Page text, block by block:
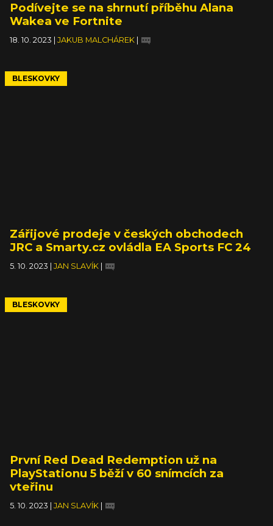
Podívejte se na shrnutí příběhu Alana
Wakea ve Fortnite
18. 10. 2023 JAKUB MALCHÁREK
BLESKOVKY
Zářijové prodeje v českých obchodech
JRC a Smarty.cz ovládla EA Sports FC 24
5. 10. 2023 JAN SLAVÍK
BLESKOVKY
První Red Dead Redemption už na
PlayStationu 5 běží v 60 snímcích za
vteřinu
5. 10. 2023 JAN SLAVÍK